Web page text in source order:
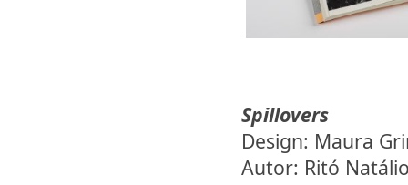
Spillovers
Design: Maura
Autor: Ritó